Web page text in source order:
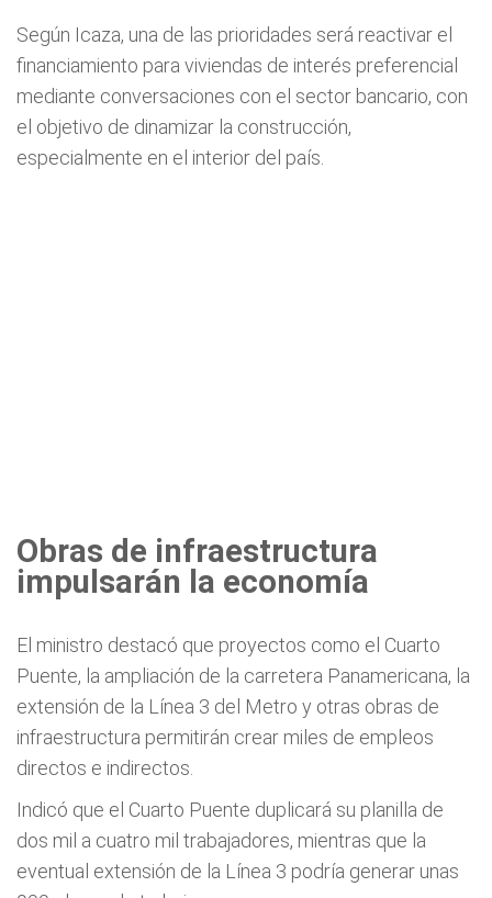
Según Icaza, una de las prioridades será reactivar el
financiamiento para viviendas de interés preferencial
mediante conversaciones con el sector bancario, con
el objetivo de dinamizar la construcción,
especialmente en el interior del país.
Obras de infraestructura
impulsarán la economía
El ministro destacó que proyectos como el Cuarto
Puente, la ampliación de la carretera Panamericana, la
extensión de la Línea 3 del Metro y otras obras de
infraestructura permitirán crear miles de empleos
directos e indirectos.
Indicó que el Cuarto Puente duplicará su planilla de
dos mil a cuatro mil trabajadores, mientras que la
eventual extensión de la Línea 3 podría generar unas